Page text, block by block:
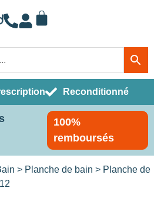
Reconditionné
100%
remboursés
> Planche de bain > Planche de